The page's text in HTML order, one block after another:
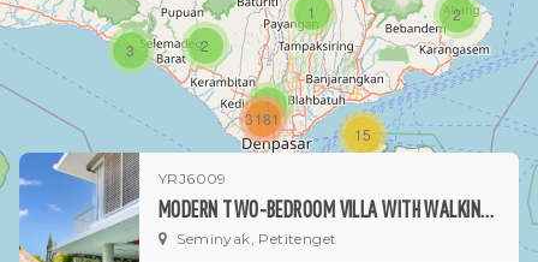
1
1
3 2
15
3181
2
YRJ6009
MODERN TWO-BEDROOM VILLA WITH WALKING ACCESS TO THE BEACH FOR RENT IN PETITENGET
Seminyak, Petitenget